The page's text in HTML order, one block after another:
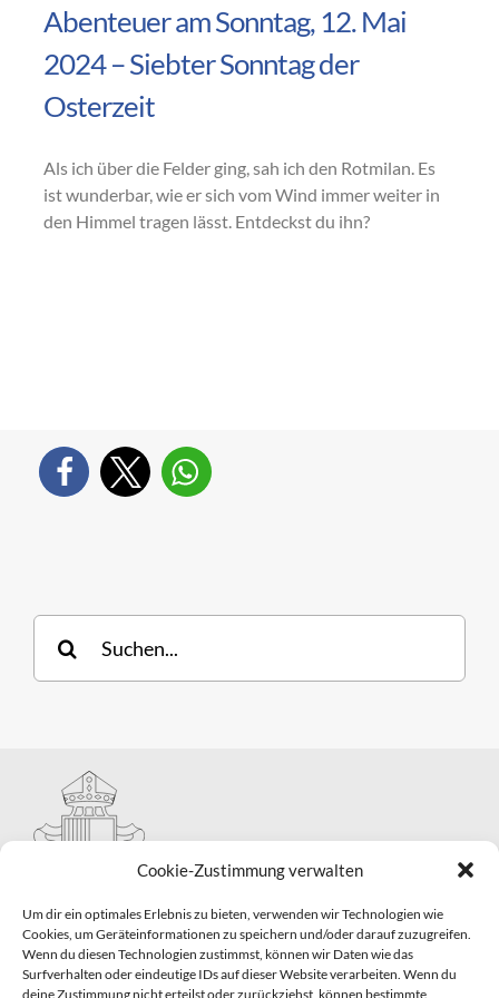
Cookie-Zustimmung verwalten
Um dir ein optimales Erlebnis zu bieten, verwenden wir Technologien wie
Cookies, um Geräteinformationen zu speichern und/oder darauf zuzugreifen.
Wenn du diesen Technologien zustimmst, können wir Daten wie das
Surfverhalten oder eindeutige IDs auf dieser Website verarbeiten. Wenn du
deine Zustimmung nicht erteilst oder zurückziehst, können bestimmte
Abenteuer am Sonntag, 12. Mai
2024 – Siebter Sonntag der
Osterzeit
Als ich über die Felder ging, sah ich den Rotmilan. Es
ist wunderbar, wie er sich vom Wind immer weiter in
den Himmel tragen lässt. Entdeckst du ihn?
nach:
Hauptabteilung II – Seelsorge
Pastorale Grunddienste und Sakramentenpastoral